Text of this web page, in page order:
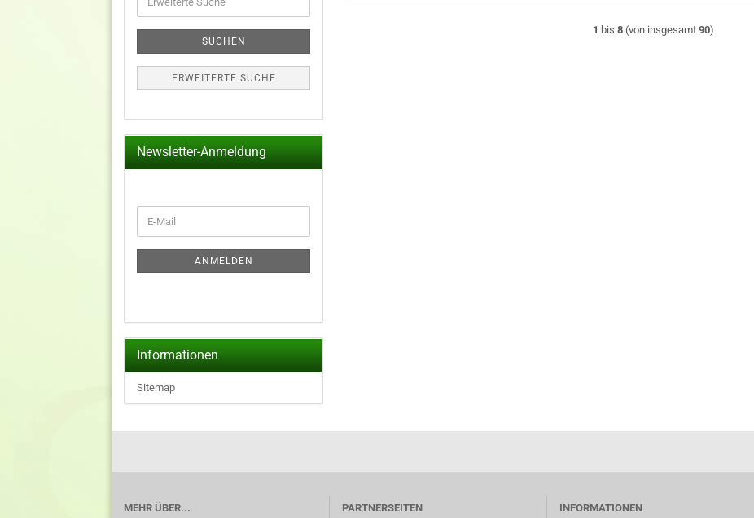
1 bis 8(von insgesamt 90)
Suche
SUCHEN
ERWEITERTE SUCHE
Newsletter-Anmeldung
ZUR
ANMELDUNG
E-
Mail
ANMELDEN
Informationen
Sitemap
MEHR ÜBER...
PARTNERSEITEN
INFORMATIONEN